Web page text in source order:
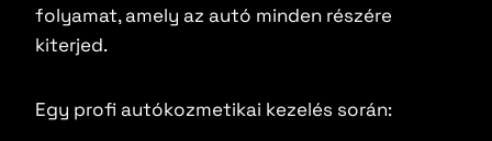
folyamat, amely az autó minden részére
kiterjed.
Egy profi autókozmetikai kezelés során: